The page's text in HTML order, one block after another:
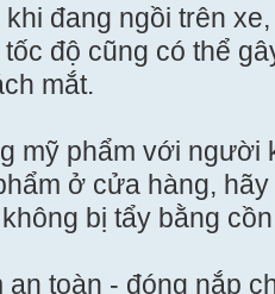
đang ngồi trên
độ cũng có thể
mắt.
mỹ phẩm với người
ở cửa hàng,
bị tẩy bằng
an toàn - đóng nắp